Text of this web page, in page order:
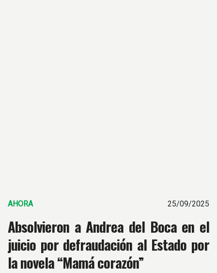
AHORA 25/09/2025
Absolvieron a Andrea del Boca en el
juicio por defraudación al Estado por
la novela “Mamá corazón”